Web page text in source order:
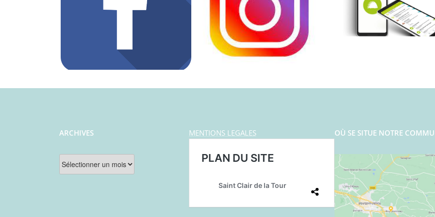
ARCHIVES
Archives
MENTIONS LEGALES OÙ SE SITUE NOTRE